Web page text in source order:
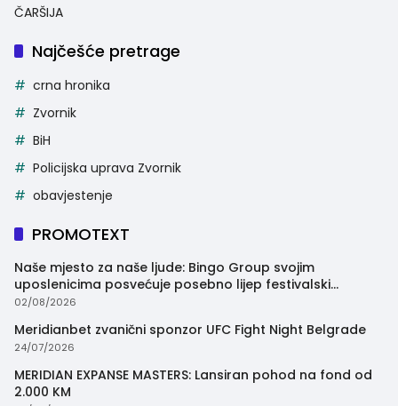
ČARŠIJA
Najčešće pretrage
crna hronika
Zvornik
BiH
Policijska uprava Zvornik
obavjestenje
PROMOTEXT
Naše mjesto za naše ljude: Bingo Group svojim
uposlenicima posvećuje posebno lijep festivalski
trenutak
02/08/2026
Meridianbet zvanični sponzor UFC Fight Night Belgrade
24/07/2026
MERIDIAN EXPANSE MASTERS: Lansiran pohod na fond od
2.000 KM